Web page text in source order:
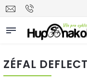
ZÉFAL